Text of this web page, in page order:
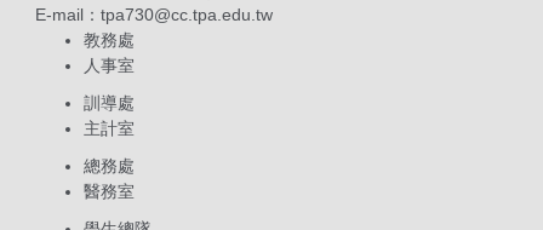
E-mail： tpa730@cc.tpa.edu.tw
教務處
人事室
訓導處
主計室
總務處
醫務室